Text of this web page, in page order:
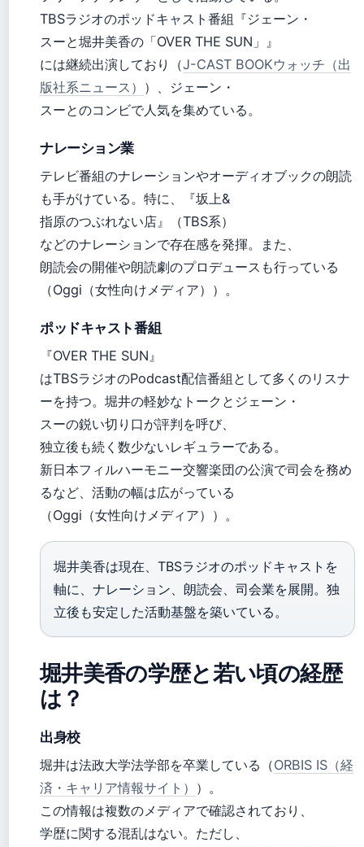
TBSラジオのポッドキャスト番組『ジェーン・
スーと堀井美香の「OVER THE SUN」』
には継続出演しており（J-CAST BOOKウォッチ（出
版社系ニュース） ）、ジェーン・
スーとのコンビで人気を集めている。
ナレーション業
テレビ番組のナレーションやオーディオブックの朗読
も手がけている。特に、『坂上&
指原のつぶれない店』（TBS系）
などのナレーションで存在感を発揮。また、
朗読会の開催や朗読劇のプロデュースも行っている
（Oggi（女性向けメディア））。
ポッドキャスト番組
『OVER THE SUN』
はTBSラジオのPodcast配信番組として多くのリスナ
ーを持つ。堀井の軽妙なトークとジェーン・
スーの鋭い切り口が評判を呼び、
独立後も続く数少ないレギュラーである。
新日本フィルハーモニー交響楽団の公演で司会を務め
るなど、活動の幅は広がっている
（Oggi（女性向けメディア））。
堀井美香は現在、TBSラジオのポッドキャストを
軸に、ナレーション、朗読会、司会業を展開。独
立後も安定した活動基盤を築いている。
堀井美香の学歴と若い頃の経歴
は？
出身校
堀井は法政大学法学部を卒業している（ORBIS IS（経
済・キャリア情報サイト） ）。
この情報は複数のメディアで確認されており、
学歴に関する混乱はない。ただし、